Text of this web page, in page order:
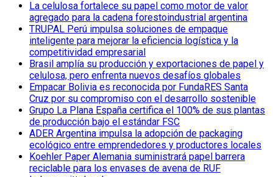
La celulosa fortalece su papel como motor de valor
agregado para la cadena forestoindustrial argentina
TRUPAL Perú impulsa soluciones de empaque
inteligente para mejorar la eficiencia logística y la
competitividad empresarial
Brasil amplía su producción y exportaciones de papel y
celulosa, pero enfrenta nuevos desafíos globales
Empacar Bolivia es reconocida por FundaRES Santa
Cruz por su compromiso con el desarrollo sostenible
Grupo La Plana España certifica el 100% de sus plantas
de producción bajo el estándar FSC
ADER Argentina impulsa la adopción de packaging
ecológico entre emprendedores y productores locales
Koehler Paper Alemania suministrará papel barrera
reciclable para los envases de avena de RUF